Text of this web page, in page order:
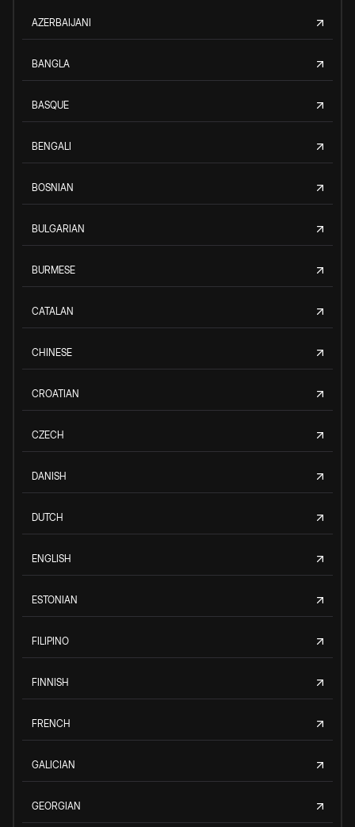
AZERBAIJANI
BANGLA
BASQUE
BENGALI
BOSNIAN
BULGARIAN
BURMESE
CATALAN
CHINESE
CROATIAN
CZECH
DANISH
DUTCH
ENGLISH
ESTONIAN
FILIPINO
FINNISH
FRENCH
GALICIAN
GEORGIAN